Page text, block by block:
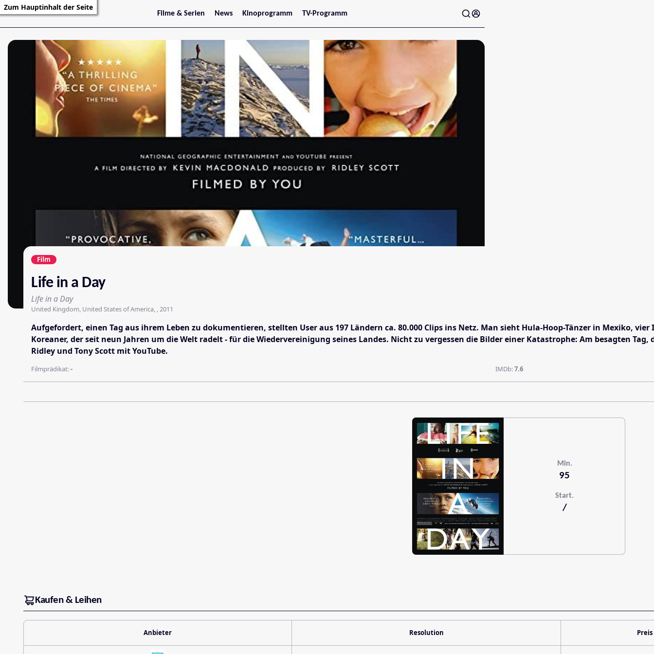
Zum Hauptinhalt der Seite
Filme & Serien
Trailer
Filmarchiv
Serienarchiv
News
Stars
Kinoprogramm
Jetzt im Kino
Wien
Niederösterreich
Oberösterreich
Steiermark
Burgenland
Kärnten
Salzburg
Tirol
Vorarlberg
TV-Programm
Film
Life in a Day
Life in a Day
United Kingdom, United States of America, , 2011
Aufgefordert, einen Tag aus ihrem Leben zu dokumentieren, stellten User aus 197 Ländern ca. 80.000 Clips ins Netz. Man sieht Hula-Hoop-Tänzer in Mexiko,
Koreaner, der seit neun Jahren um die Welt radelt - für die Wiedervereinigung seines Landes. Nicht zu vergessen die Bilder einer Katastrophe: Am besagten
Ridley und Tony Scott mit YouTube.
Filmprädikat:- IMDb:7.6
Min.
95
Start.
/
Kaufen & Leihen
Anbieter Resolution Preis